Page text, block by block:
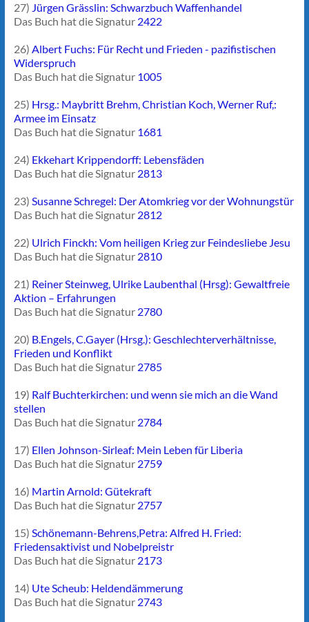
27) Jürgen Grässlin: Schwarzbuch Waffenhandel
Das Buch hat die Signatur 2422
26) Albert Fuchs: Für Recht und Frieden - pazifistischen
Widerspruch
Das Buch hat die Signatur 1005
25) Hrsg.: Maybritt Brehm, Christian Koch, Werner Ruf,:
Armee im Einsatz
Das Buch hat die Signatur 1681
24) Ekkehart Krippendorff: Lebensfäden
Das Buch hat die Signatur 2813
23) Susanne Schregel: Der Atomkrieg vor der Wohnungstür
Das Buch hat die Signatur 2812
22) Ulrich Finckh: Vom heiligen Krieg zur Feindesliebe Jesu
Das Buch hat die Signatur 2810
21) Reiner Steinweg, Ulrike Laubenthal (Hrsg): Gewaltfreie
Aktion – Erfahrungen
Das Buch hat die Signatur 2780
20) B.Engels, C.Gayer (Hrsg.): Geschlechterverhältnisse,
Frieden und Konflikt
Das Buch hat die Signatur 2785
19) Ralf Buchterkirchen: und wenn sie mich an die Wand
stellen
Das Buch hat die Signatur 2784
17) Ellen Johnson-Sirleaf: Mein Leben für Liberia
Das Buch hat die Signatur 2759
16) Martin Arnold: Gütekraft
Das Buch hat die Signatur 2757
15) Schönemann-Behrens,Petra: Alfred H. Fried:
Friedensaktivist und Nobelpreistr
Das Buch hat die Signatur 2173
14) Ute Scheub: Heldendämmerung
Das Buch hat die Signatur 2743